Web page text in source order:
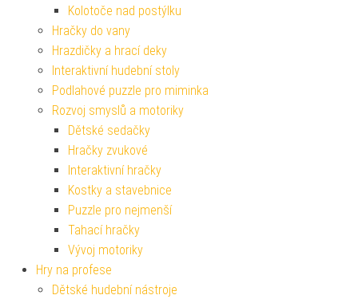
Kolotoče nad postýlku
Hračky do vany
Hrazdičky a hrací deky
Interaktivní hudební stoly
Podlahové puzzle pro miminka
Rozvoj smyslů a motoriky
Dětské sedačky
Hračky zvukové
Interaktivní hračky
Kostky a stavebnice
Puzzle pro nejmenší
Tahací hračky
Vývoj motoriky
Hry na profese
Dětské hudební nástroje